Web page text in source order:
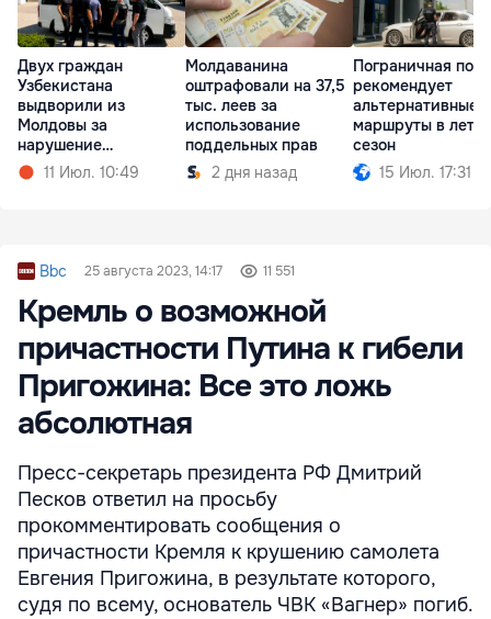
Двух граждан
Узбекистана
выдворили из
Молдовы за
нарушение
миграционного
режима
11 Июл. 10:49
Молдаванина
оштрафовали на 37,5
тыс. леев за
использование
поддельных прав
2 дня назад
Пограничная
рекомендует
альтернативные
маршруты в
сезон
15 Июл. 17:31
Bbc 25 августа 2023, 14:17 11 551
Кремль о возможной
причастности Путина к гибели
Пригожина: Все это ложь
абсолютная
Пресс-секретарь президента РФ Дмитрий
Песков ответил на просьбу
прокомментировать сообщения о
причастности Кремля к крушению самолета
Евгения Пригожина, в результате которого,
судя по всему, основатель ЧВК «Вагнер» погиб.